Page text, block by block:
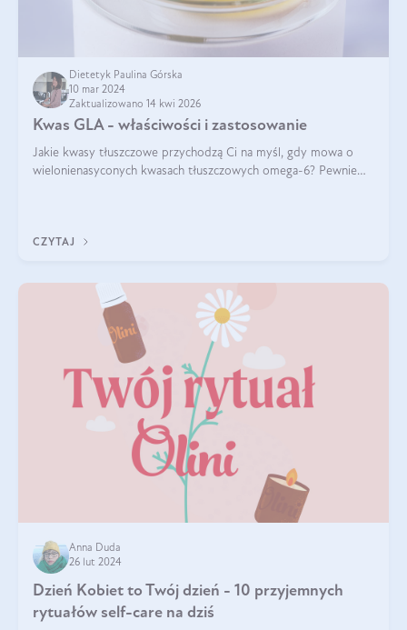
Dietetyk Paulina Górska
10 mar 2024
Zaktualizowano 14 kwi 2026
Kwas GLA - właściwości i zastosowanie
Jakie kwasy tłuszczowe przychodzą Ci na myśl, gdy mowa o
wielonienasyconych kwasach tłuszczowych omega-6? Pewnie
CZYTAJ
Anna Duda
26 lut 2024
Dzień Kobiet to Twój dzień - 10 przyjemnych
rytuałów self-care na dziś